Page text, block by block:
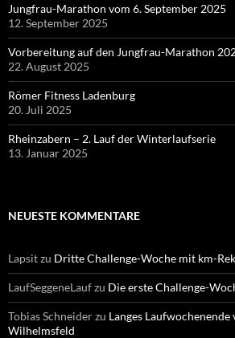
Jungfrau-Marathon vom 6. September 2025
12. September 2025
Vorbereitung auf den Jungfrau-Marathon
22. August 2025
Römer Fitness Ladenburg
20. Juli 2025
Rheinzabern – 2. Lauf der Winterlaufserie
13. Januar 2025
NEUESTE KOMMENTARE
Lapsitzu Dritte Challenge-Woche mit km-
LaufSeggeneLaufzu Die erste Challenge-
Tobias Schneiderzu Langes
Wilhelmsfeld